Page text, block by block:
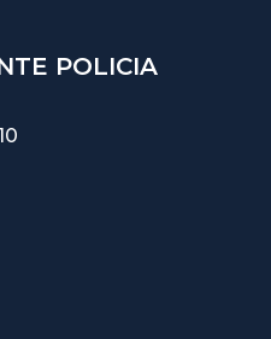
POLICIA